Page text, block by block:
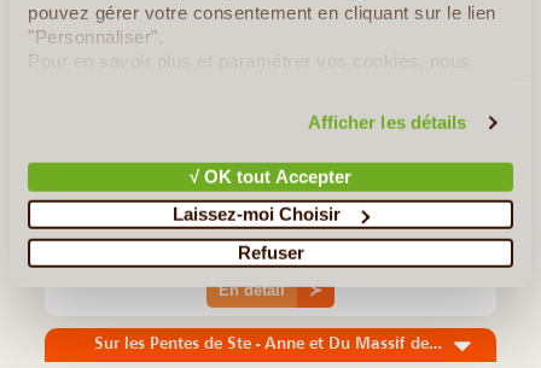
pouvez gérer votre consentement en cliquant sur le lien
"Personnaliser".
Pour en savoir plus et paramétrer vos cookies, nous
Afficher les détails
√ OK tout Accepter
Laissez-moi Choisir
Refuser
de confortables lodges représentant tous d’excellents points de
départ pour visiter les plus beaux attraits de la Colombie-
Britannique et de l’Alberta. L’itinéraire met en valeur (...)
En détail ≻
Sur les Pentes de Ste - Anne et Du Massif de Charlevoix